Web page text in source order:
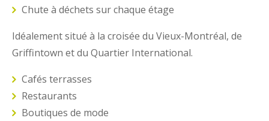
Chute à déchets sur chaque étage
Idéalement situé à la croisée du Vieux-Montréal, de
Griffintown et du Quartier International.
Cafés terrasses
Restaurants
Boutiques de mode